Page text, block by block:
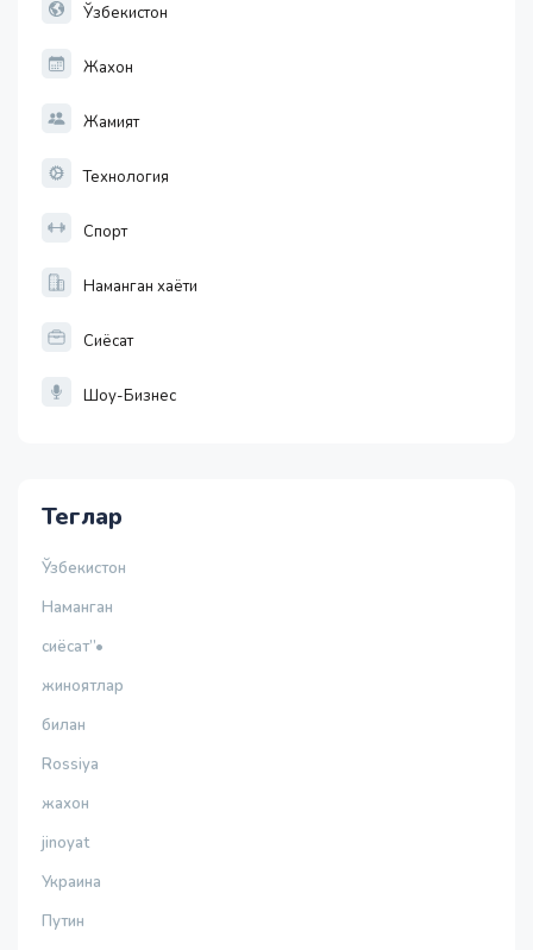
Ўзбекистон
Жахон
Жамият
Технология
Спорт
Наманган хаёти
Сиёсат
Шоу-Бизнес
Теглар
Ўзбекистон
Наманган
сиёсат”•
жиноятлар
билан
Rossiya
жахон
jinoyat
Украина
Путин